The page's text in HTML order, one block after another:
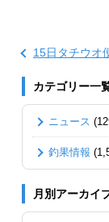
15日タチウオ
カテゴリー一
ニュース
釣果情報
月別アーカイ